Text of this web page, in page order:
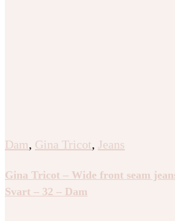
Dam, Gina Tricot, Jeans
Gina Tricot – Wide front seam
Svart – 32 – Dam